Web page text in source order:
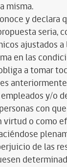
misma.
y declara
seria,
ajustados
en las
a tomar
y/o
con
o como
de las